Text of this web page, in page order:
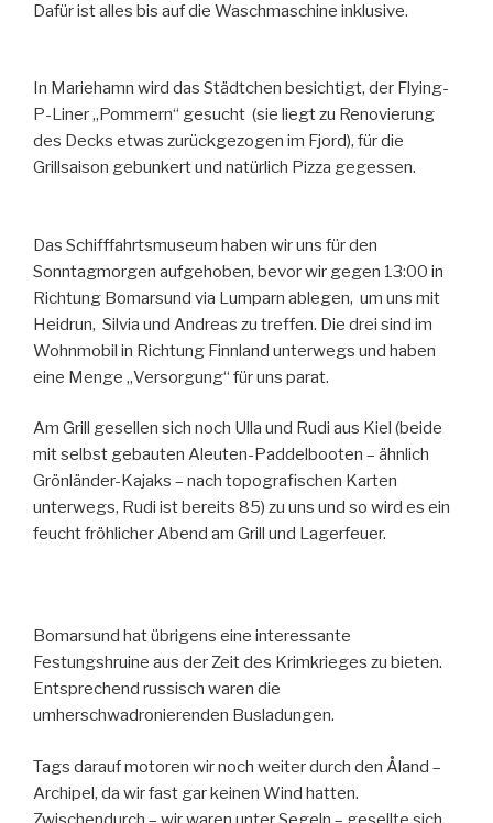
Dafür ist alles bis auf die Waschmaschine inklusive.
In Mariehamn wird das Städtchen besichtigt, der Flying-
P-Liner „Pommern“ gesucht (sie liegt zu Renovierung
des Decks etwas zurückgezogen im Fjord), für die
Grillsaison gebunkert und natürlich Pizza gegessen.
Das Schifffahrtsmuseum haben wir uns für den
Sonntagmorgen aufgehoben, bevor wir gegen 13:00 in
Richtung Bomarsund via Lumparn ablegen, um uns mit
Heidrun, Silvia und Andreas zu treffen. Die drei sind im
Wohnmobil in Richtung Finnland unterwegs und haben
eine Menge „Versorgung“ für uns parat.
Am Grill gesellen sich noch Ulla und Rudi aus Kiel (beide
mit selbst gebauten Aleuten-Paddelbooten – ähnlich
Grönländer-Kajaks – nach topografischen Karten
unterwegs, Rudi ist bereits 85) zu uns und so wird es ein
feucht fröhlicher Abend am Grill und Lagerfeuer.
Bomarsund hat übrigens eine interessante
Festungshruine aus der Zeit des Krimkrieges zu bieten.
Entsprechend russisch waren die
umherschwadronierenden Busladungen.
Tags darauf motoren wir noch weiter durch den Åland –
Archipel, da wir fast gar keinen Wind hatten.